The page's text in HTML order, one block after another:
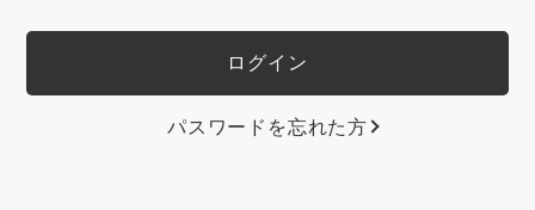
パスワードを忘れた方